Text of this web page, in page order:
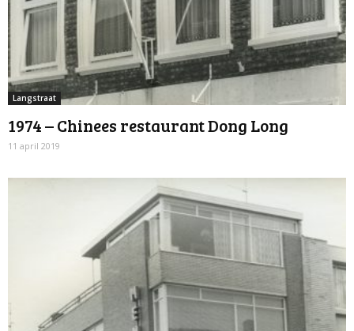
Langstraat
1974 – Chinees restaurant Dong Long
11 april 2019